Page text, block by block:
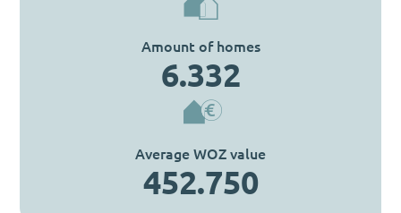
Amount of homes
6.332
Average WOZ value
452.750